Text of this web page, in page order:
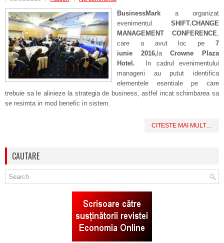
BusinessMark a organizat
evenimentul SHIFT.CHANGE
MANAGEMENT CONFERENCE
care a avut loc pe 7
iunie 2016,laCrowne Plaza
Hotel. In cadrul evenimentului
managerii au putut identifica
elementele esentiale pe care
trebuie sa le alinieze la strategia de business, astfel incat schimbarea sa
se resimta in mod benefic in sistem.
CITESTE MAI MULT…
CAUTARE